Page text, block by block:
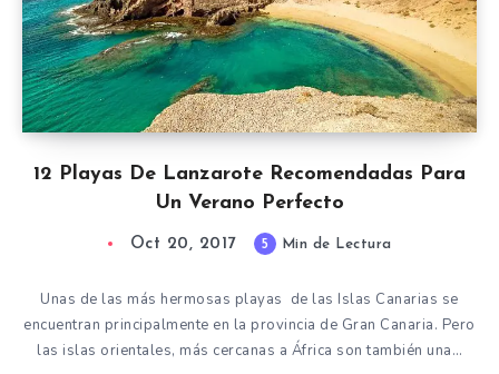
12 Playas De Lanzarote Recomendadas Para
Un Verano Perfecto
Oct 20, 2017 5 Min de Lectura
Unas de las más hermosas playas de las Islas Canarias se
encuentran principalmente en la provincia de Gran Canaria. Pero
las islas orientales, más cercanas a África son también una…